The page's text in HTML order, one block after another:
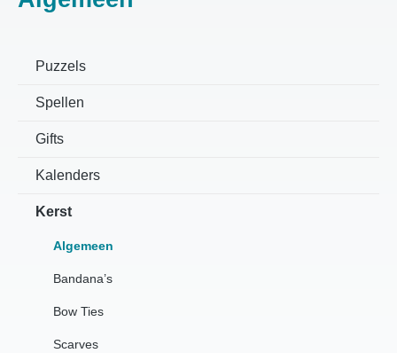
Puzzels
Spellen
Gifts
Kalenders
Kerst
Algemeen
Bandana’s
Bow Ties
Scarves